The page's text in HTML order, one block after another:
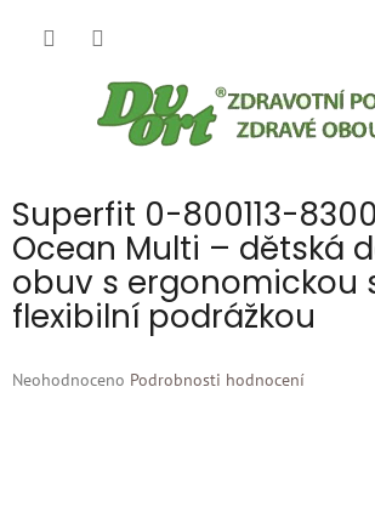
Superfit 0-800113-
Ocean Multi – dětská
obuv s ergonomickou
flexibilní podrážkou
Průměrné
Neohodnoceno Podrobnosti hodnocení